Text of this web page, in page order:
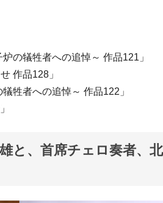
の犠牲者への追悼～ 作品121」
作品128」
牲者への追悼～ 作品122」
と、首席チェロ奏者、